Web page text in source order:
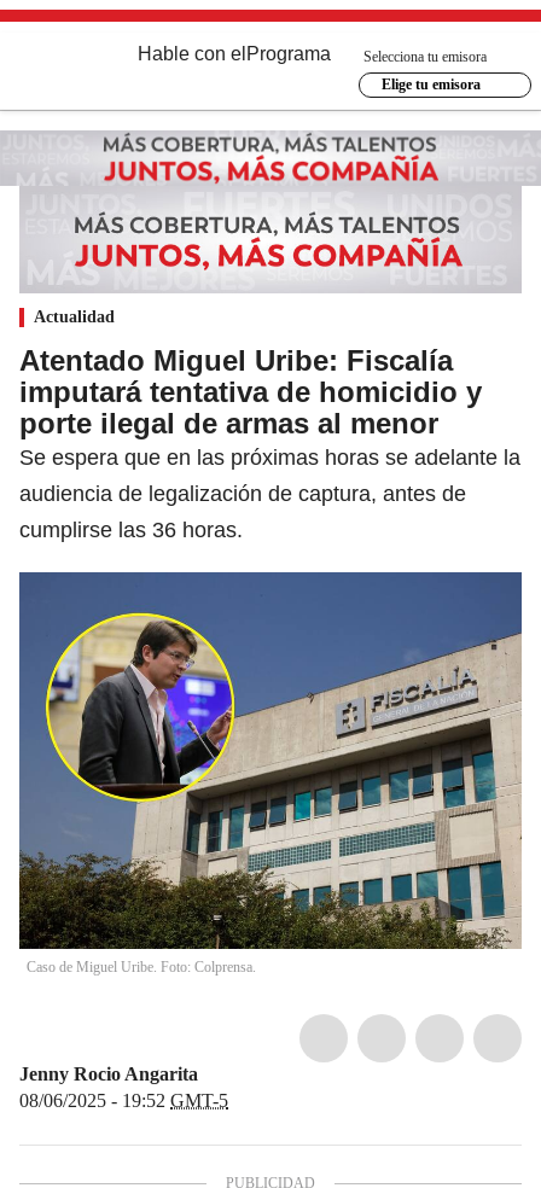
Hable con el Programa
Selecciona tu emisora
Elige tu emisora
Actualidad
Atentado Miguel Uribe: Fiscalía
imputará tentativa de homicidio y
porte ilegal de armas al menor
Se espera que en las próximas horas se adelante la
audiencia de legalización de captura, antes de
cumplirse las 36 horas.
Caso de Miguel Uribe. Foto: Colprensa.
Jenny Rocio Angarita
08/06/2025 - 19:52 GMT-5